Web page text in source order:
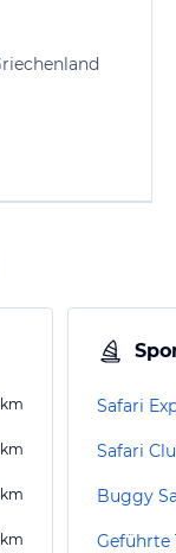
km
km
km
km
Safari
Safari
Buggy